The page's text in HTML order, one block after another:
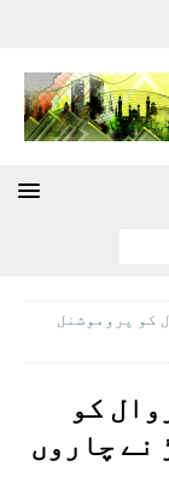
کو پروموشنل
کو
نے چاروں